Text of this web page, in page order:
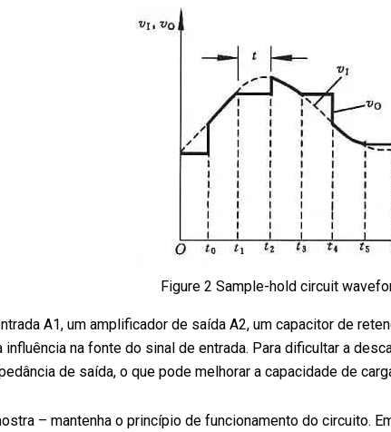
Figure 2 Sample-hold circuit
A1, um amplificador de saída A2, um capacitor de
na fonte do sinal de entrada. Para dificultar a
de saída, o que pode melhorar a capacidade de
– mantenha o princípio de funcionamento do circuito.